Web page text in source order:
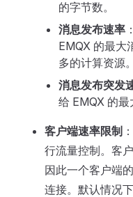
的字节数。
消息发布速率
EMQX 的最大
多的计算资源。
消息发布突发
给 EMQX 的最
客户端速率限制
行流量控制。客
因此一个客户端
连接。默认情况